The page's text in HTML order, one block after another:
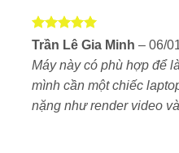
Máy hỗ trợ RAM DDR4
có thể nâng cấp thêm
NVMe cho phép mở
Dung lượng có thể tùy
Không gian lưu trữ lớn
Được xếp
sao
Trần Lê Gia Minh – 06/
Máy này có phù hợp để
mình cần một chiếc
nặng như render video